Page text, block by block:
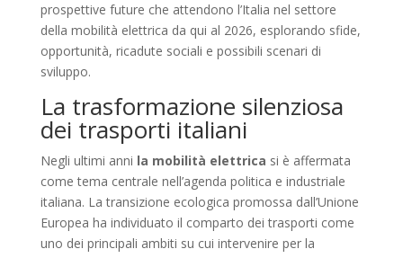
prospettive future che attendono l’Italia nel settore
della mobilità elettrica da qui al 2026, esplorando sfide,
opportunità, ricadute sociali e possibili scenari di
sviluppo.
La trasformazione silenziosa
dei trasporti italiani
Negli ultimi anni la mobilità elettrica si è affermata
come tema centrale nell’agenda politica e industriale
italiana. La transizione ecologica promossa dall’Unione
Europea ha individuato il comparto dei trasporti come
uno dei principali ambiti su cui intervenire per la